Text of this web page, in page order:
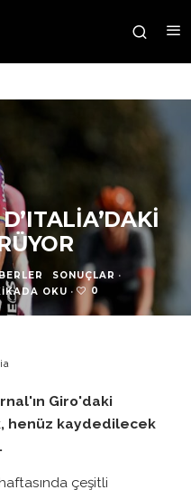
SONUÇLAR ·
OKU · 0
Giro'daki
henüz kaydedilecek
çeşitli